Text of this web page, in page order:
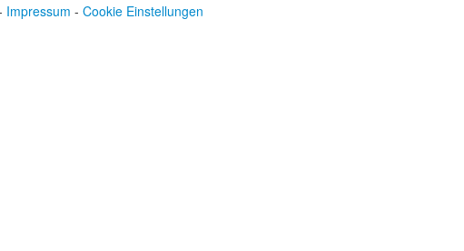
Impressum - Cookie Einstellungen